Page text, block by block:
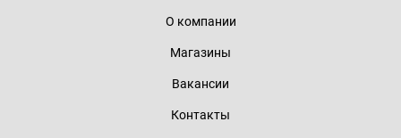
О компании
Магазины
Вакансии
Контакты